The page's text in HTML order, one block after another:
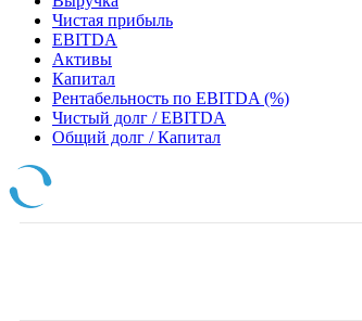
Чистая прибыль
EBITDA
Активы
Капитал
Рентабельность по EBITDA (%)
Чистый долг / EBITDA
Общий долг / Капитал